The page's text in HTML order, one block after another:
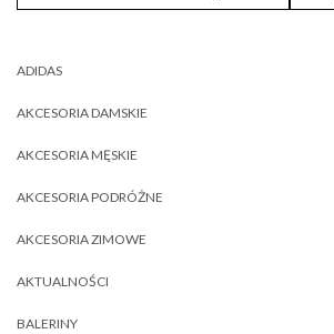
ADIDAS
AKCESORIA DAMSKIE
AKCESORIA MĘSKIE
AKCESORIA PODRÓŻNE
AKCESORIA ZIMOWE
AKTUALNOŚCI
BALERINY